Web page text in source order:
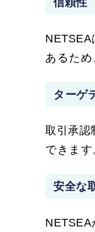
あるた
ターゲ
取引承認
できます
安全な